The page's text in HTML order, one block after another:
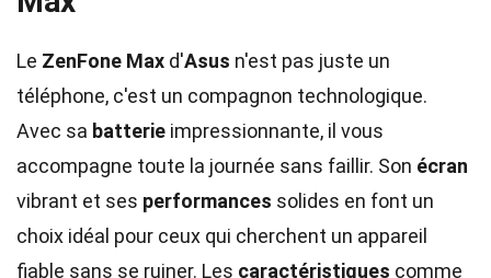
Le ZenFone Max d'Asus n'est pas juste un
téléphone, c'est un compagnon technologique.
Avec sa batterie impressionnante, il vous
accompagne toute la journée sans faillir. Son écran
vibrant et ses performances solides en font un
choix idéal pour ceux qui cherchent un appareil
fiable sans se ruiner. Les caractéristiques comme